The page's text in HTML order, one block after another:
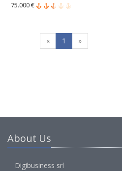
75.000 €
« 1 »
About Us
Digibusiness srl